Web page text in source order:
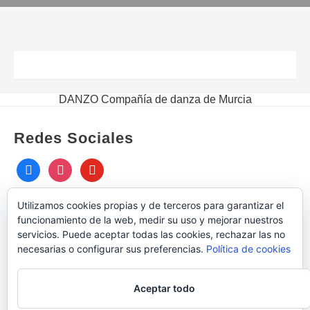
DANZO Compañía de danza de Murcia
Redes Sociales
facebookinstagramyoutube
Utilizamos cookies propias y de terceros para garantizar el
funcionamiento de la web, medir su uso y mejorar nuestros
servicios. Puede aceptar todas las cookies, rechazar las no
necesarias o configurar sus preferencias. Política de cookies
Aceptar todo